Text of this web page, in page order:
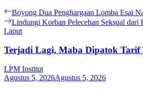
Navigasi
pos
Previous
post:
Boyong Dua Penghargaan Lomba Esai
Next
post:
Lindungi Korban Pelecehan Seksual dari
Laput
Terjadi Lagi, Maba Dipatok Tarif
LPM Institut
Agustus 5, 2026Agustus 5, 2026